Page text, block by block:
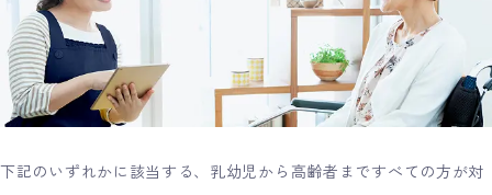
下記のいずれかに該当する、乳幼児から高齢者まですべての方が対